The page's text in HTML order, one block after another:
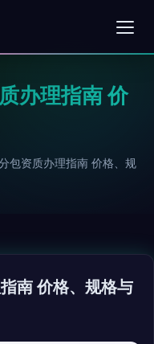
办理指南 价
包资质办理指南 价格、规
南 价格、规格与